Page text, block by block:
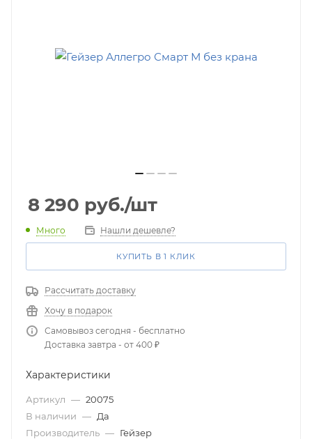
8 290 руб./шт
Много Нашли дешевле?
КУПИТЬ В 1 КЛИК
Рассчитать доставку
Хочу в подарок
Самовывоз сегодня - бесплатно
Доставка завтра - от 400 ₽
Характеристики
Артикул — 20075
В наличии — Да
Производитель — Гейзер